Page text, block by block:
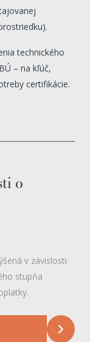
technického
– na kľúč,
certifikácie.
o
v závislosti
stupňa